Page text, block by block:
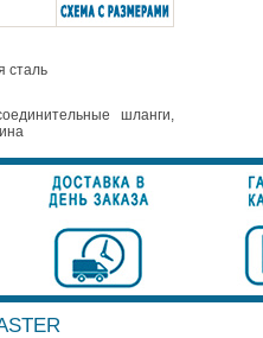
сталь
шланги,